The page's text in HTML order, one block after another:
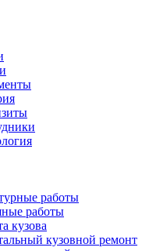
работы
работы
кузова
кузовной ремонт